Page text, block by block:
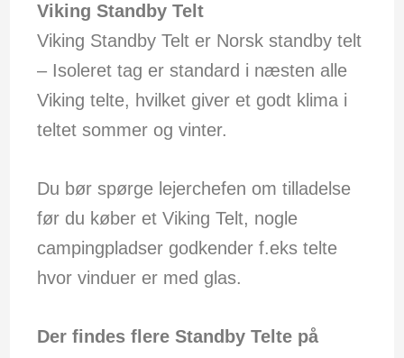
Viking Standby Telt
Viking Standby Telt er Norsk standby telt
– Isoleret tag er standard i næsten alle
Viking telte, hvilket giver et godt klima i
teltet sommer og vinter.
Du bør spørge lejerchefen om tilladelse
før du køber et Viking Telt, nogle
campingpladser godkender f.eks telte
hvor vinduer er med glas.
Der findes flere Standby Telte på